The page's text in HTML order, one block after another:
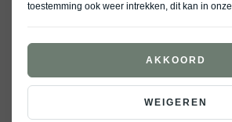
toestemming ook weer intrekken, dit kan in onze
AKKOORD
WEIGEREN